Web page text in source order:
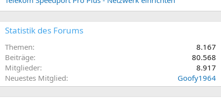
Statistik des Forums
Themen
8.167
Beiträge
80.568
Mitglieder
8.917
Neuestes Mitglied
Goofy1964